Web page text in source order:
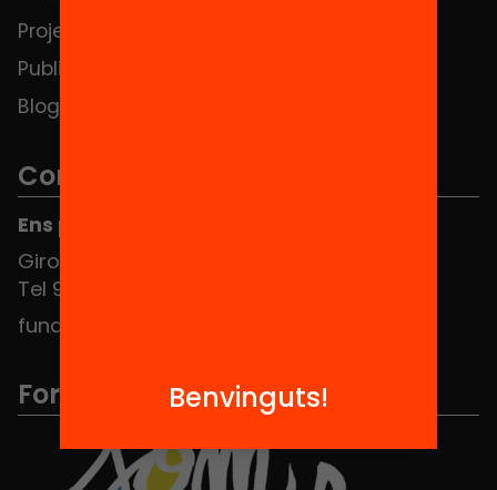
Projectes
Publicacions i vídeos
Blog
Contacte
Ens pots trobar al Hub Social
Girona 34, interior 08010 Barcelona
Tel 934 588 700
fundacio@equitat.org
Formem part de...
Benvinguts!